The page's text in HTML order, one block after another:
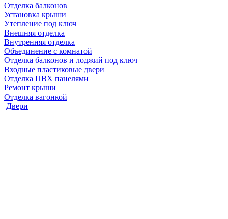
Отделка балконов
Установка крыши
Утепление под ключ
Внешняя отделка
Внутренняя отделка
Объединение с комнатой
Отделка балконов и лоджий под ключ
Входные пластиковые двери
Отделка ПВХ панелями
Ремонт крыши
Отделка вагонкой
Двери